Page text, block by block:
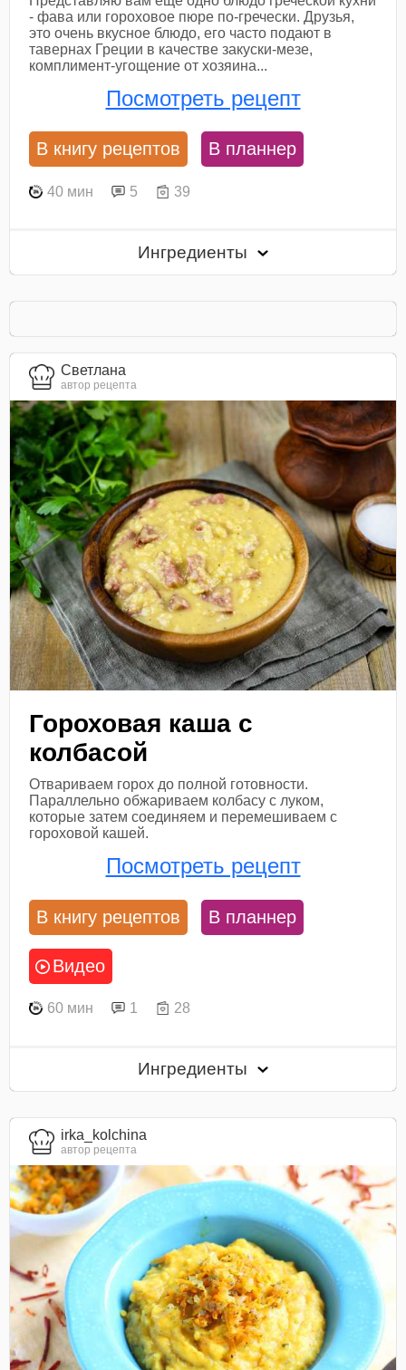
- фава или гороховое пюре по-гречески. Друзья,
это очень вкусное блюдо, его часто подают в
тавернах Греции в качестве закуски-мезе,
комплимент-угощение от хозяина...
Посмотреть рецепт
В книгу рецептов В планнер
40 мин 5 39
Ингредиенты
Светлана
автор рецепта
Гороховая каша с
колбасой
Отвариваем горох до полной готовности.
Параллельно обжариваем колбасу с луком,
которые затем соединяем и перемешиваем с
гороховой кашей.
Посмотреть рецепт
В книгу рецептов В планнер
Видео
60 мин 1 28
Ингредиенты
irka_kolchina
автор рецепта